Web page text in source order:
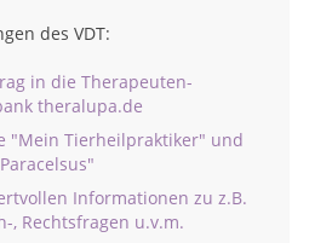
des VDT:
in die Therapeuten-
theralupa.de
"Mein Tierheilpraktiker" und
Informationen zu z.B.
, Rechtsfragen u.v.m.